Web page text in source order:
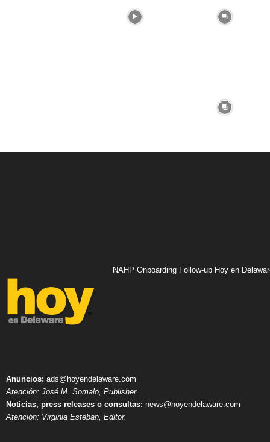
NAHP Onboarding Follow-up Hoy en
Anuncios: ads@hoyendelaware.com
Atención: José M. Somalo, Publisher.
Noticias, press releases o consultas: news@hoyendelaware.com
Atención: Virginia Esteban, Editor.